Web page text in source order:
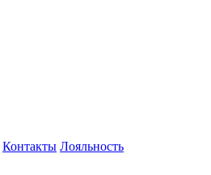
Контакты Лояльность